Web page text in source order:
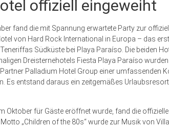
offiziell eingeweiht
fand die mit Spannung erwartete Party zur
von Hard Rock International in Europa – das
Südküste bei Playa Paraíso. Die beiden
Dreisternehotels Fiesta Playa Paraíso
Palladium Hotel Group einer umfassenden
Es entstand daraus ein zeitgemäßes
Oktober für Gäste eröffnet wurde, fand die
„Children of the 80s“ wurde zur Musik von